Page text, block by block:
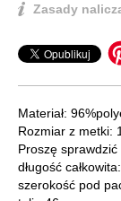
Zasady
Materiał:
Rozmiar z metki:
Proszę sprawdzić
długość
szerokość pod